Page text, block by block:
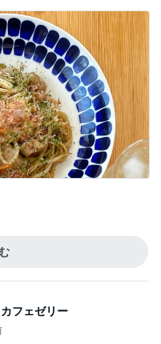
フェゼリー
元祖くず餅